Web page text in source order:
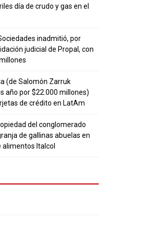
día de crudo y gas en el
inadmitió, por
judicial de Propal, con
(de Salomón Zarruk
año por $22.000 millones)
de crédito en LatAm
del conglomerado
de gallinas abuelas en
Italcol